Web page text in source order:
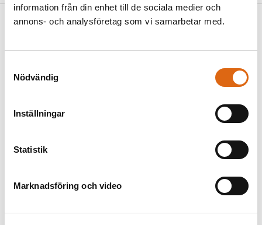
information från din enhet till de sociala medier och
annons- och analysföretag som vi samarbetar med.
Nödvändig
Inställningar
Statistik
Marknadsföring och video